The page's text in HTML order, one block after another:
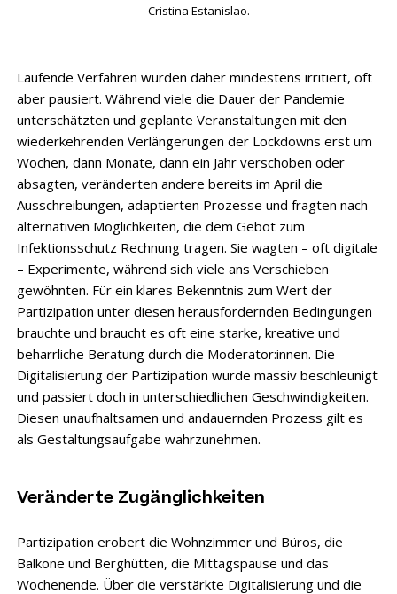
Cristina Estanislao.
Laufende Verfahren wurden daher mindestens irritiert, oft
aber pausiert. Während viele die Dauer der Pandemie
unterschätzten und geplante Veranstaltungen mit den
wiederkehrenden Verlängerungen der Lockdowns erst um
Wochen, dann Monate, dann ein Jahr verschoben oder
absagten, veränderten andere bereits im April die
Ausschreibungen, adaptierten Prozesse und fragten nach
alternativen Möglichkeiten, die dem Gebot zum
Infektionsschutz Rechnung tragen. Sie wagten – oft digitale
– Experimente, während sich viele ans Verschieben
gewöhnten. Für ein klares Bekenntnis zum Wert der
Partizipation unter diesen herausfordernden Bedingungen
brauchte und braucht es oft eine starke, kreative und
beharrliche Beratung durch die Moderator:innen. Die
Digitalisierung der Partizipation wurde massiv beschleunigt
und passiert doch in unterschiedlichen Geschwindigkeiten.
Diesen unaufhaltsamen und andauernden Prozess gilt es
als Gestaltungsaufgabe wahrzunehmen.
Veränderte Zugänglichkeiten
Partizipation erobert die Wohnzimmer und Büros, die
Balkone und Berghütten, die Mittagspause und das
Wochenende. Über die verstärkte Digitalisierung und die